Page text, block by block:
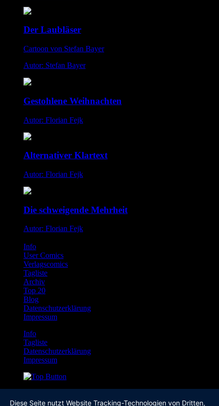
Der Laubläser
Cartoon von Stefan Bayer
Autor: Stefan Bayer
Gestohlene Weihnachten
Autor: Florian Fejk
Alternativer Klartext
Autor: Florian Fejk
Die schweigende Mehrheit
Autor: Florian Fejk
Info
User Comics
Verlagscomics
Tagliste
Archiv
Top 20
Blog
Datenschutzerklärung
Impressum
Info
Tagliste
Datenschutzerklärung
Impressum
Diese Seite nutzt Website Tracking-Technologien von Dritten,